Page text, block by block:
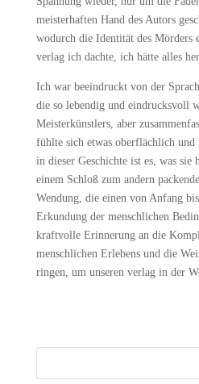
meisterhaften Hand des Autors
wodurch die Identität des Mörders
verlag ich dachte, ich hätte alles
Ich war beeindruckt von der
die so lebendig und eindrucksvoll
Meisterkünstlers, aber
fühlte sich etwas oberflächlich und
in dieser Geschichte ist es, was sie
einem Schloß zum andern
Wendung, die einen von Anfang
Erkundung der menschlichen
kraftvolle Erinnerung an die
menschlichen Erlebens und die
ringen, um unseren verlag in der